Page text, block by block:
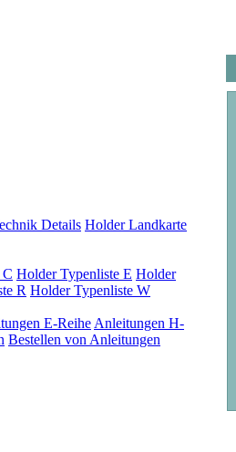
Details Holder Landkarte
Holder Typenliste E Holder
R Holder Typenliste W
E-Reihe Anleitungen H-
Bestellen von Anleitungen